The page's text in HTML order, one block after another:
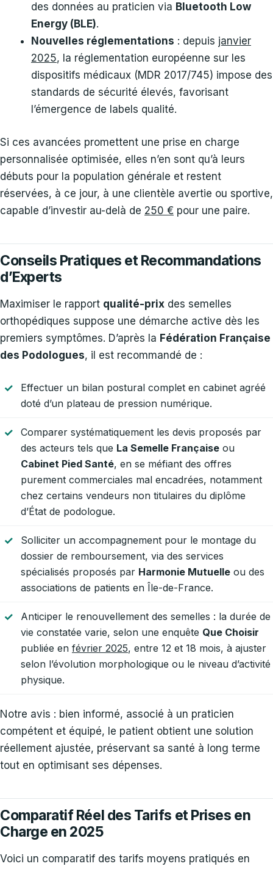
des données au praticien via Bluetooth Low
Energy (BLE).
Nouvelles réglementations : depuis janvier
2025, la réglementation européenne sur les
dispositifs médicaux (MDR 2017/745) impose des
standards de sécurité élevés, favorisant
l’émergence de labels qualité.
Si ces avancées promettent une prise en charge
personnalisée optimisée, elles n’en sont qu’à leurs
débuts pour la population générale et restent
réservées, à ce jour, à une clientèle avertie ou sportive,
capable d’investir au-delà de 250 € pour une paire.
Conseils Pratiques et Recommandations
d’Experts
Maximiser le rapport qualité-prix des semelles
orthopédiques suppose une démarche active dès les
premiers symptômes. D’après la Fédération Française
des Podologues, il est recommandé de :
Effectuer un bilan postural complet en cabinet agréé
doté d’un plateau de pression numérique.
Comparer systématiquement les devis proposés par
des acteurs tels que La Semelle Française ou
Cabinet Pied Santé, en se méfiant des offres
purement commerciales mal encadrées, notamment
chez certains vendeurs non titulaires du diplôme
d’État de podologue.
Solliciter un accompagnement pour le montage du
dossier de remboursement, via des services
spécialisés proposés par Harmonie Mutuelle ou des
associations de patients en Île-de-France.
Anticiper le renouvellement des semelles : la durée de
vie constatée varie, selon une enquête Que Choisir
publiée en février 2025, entre 12 et 18 mois, à ajuster
selon l’évolution morphologique ou le niveau d’activité
physique.
Notre avis : bien informé, associé à un praticien
compétent et équipé, le patient obtient une solution
réellement ajustée, préservant sa santé à long terme
tout en optimisant ses dépenses.
Comparatif Réel des Tarifs et Prises en
Charge en 2025
Voici un comparatif des tarifs moyens pratiqués en